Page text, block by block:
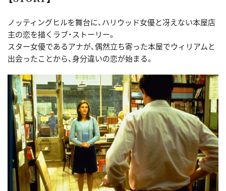
ノッティングヒルを舞台に、ハリウッド女優と冴えない本屋店
主の恋を描くラブ・ストーリー。
スター女優であるアナが、偶然立ち寄った本屋でウィリアムと
出会ったことから、身分違いの恋が始まる。